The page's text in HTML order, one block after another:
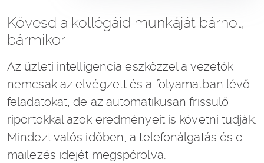
Kövesd a kollégáid munkáját bárhol,
bármikor
Az üzleti intelligencia eszközzel a vezetők
nemcsak az elvégzett és a folyamatban lévő
feladatokat, de az automatikusan frissülő
riportokkal azok eredményeit is követni tudják.
Mindezt valós időben, a telefonálgatás és e-
mailezés idejét megspórolva.